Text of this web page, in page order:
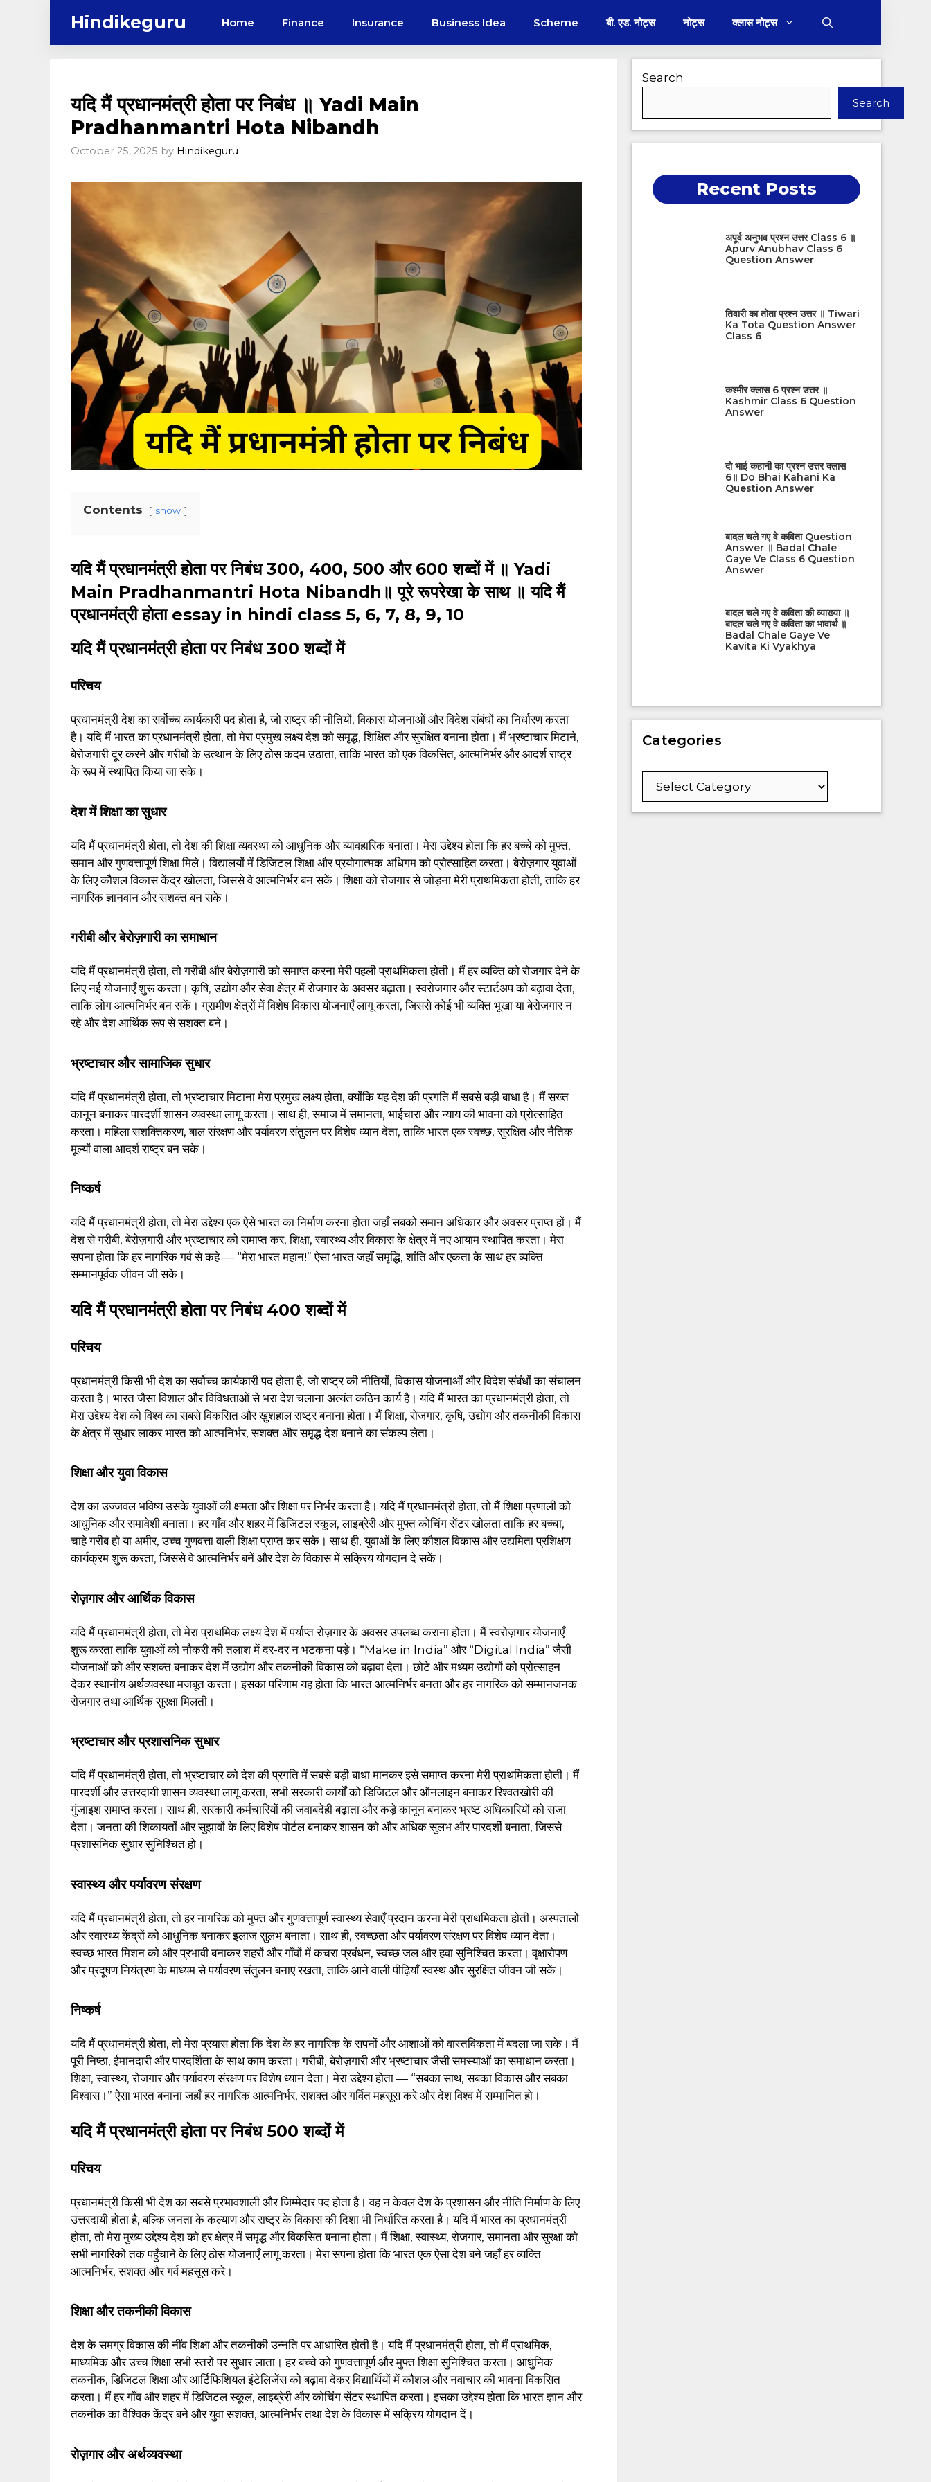
Hindikeguru Home Finance Insurance Business Idea Scheme बी. एड. नोट्स नोट्स क्लास नोट्स
यदि मैं प्रधानमंत्री होता पर निबंध ॥ Yadi Main
Pradhanmantri Hota Nibandh
October 25, 2025 by Hindikeguru
Contents show
यदि मैं प्रधानमंत्री होता पर निबंध 300, 400, 500 और 600 शब्दों में ॥ Yadi
Main Pradhanmantri Hota Nibandh॥ पूरे रूपरेखा के साथ ॥ यदि मैं
प्रधानमंत्री होता essay in hindi class 5, 6, 7, 8, 9, 10
यदि मैं प्रधानमंत्री होता पर निबंध 300 शब्दों में
परिचय
प्रधानमंत्री देश का सर्वोच्च कार्यकारी पद होता है, जो राष्ट्र की नीतियों, विकास योजनाओं और विदेश संबंधों का निर्धारण करता
है। यदि मैं भारत का प्रधानमंत्री होता, तो मेरा प्रमुख लक्ष्य देश को समृद्ध, शिक्षित और सुरक्षित बनाना होता। मैं भ्रष्टाचार मिटाने,
बेरोजगारी दूर करने और गरीबों के उत्थान के लिए ठोस कदम उठाता, ताकि भारत को एक विकसित, आत्मनिर्भर और आदर्श राष्ट्र
के रूप में स्थापित किया जा सके।
देश में शिक्षा का सुधार
यदि मैं प्रधानमंत्री होता, तो देश की शिक्षा व्यवस्था को आधुनिक और व्यावहारिक बनाता। मेरा उद्देश्य होता कि हर बच्चे को मुफ्त,
समान और गुणवत्तापूर्ण शिक्षा मिले। विद्यालयों में डिजिटल शिक्षा और प्रयोगात्मक अधिगम को प्रोत्साहित करता। बेरोज़गार युवाओं
के लिए कौशल विकास केंद्र खोलता, जिससे वे आत्मनिर्भर बन सकें। शिक्षा को रोजगार से जोड़ना मेरी प्राथमिकता होती, ताकि हर
नागरिक ज्ञानवान और सशक्त बन सके।
गरीबी और बेरोज़गारी का समाधान
यदि मैं प्रधानमंत्री होता, तो गरीबी और बेरोज़गारी को समाप्त करना मेरी पहली प्राथमिकता होती। मैं हर व्यक्ति को रोजगार देने के
लिए नई योजनाएँ शुरू करता। कृषि, उद्योग और सेवा क्षेत्र में रोजगार के अवसर बढ़ाता। स्वरोजगार और स्टार्टअप को बढ़ावा देता,
ताकि लोग आत्मनिर्भर बन सकें। ग्रामीण क्षेत्रों में विशेष विकास योजनाएँ लागू करता, जिससे कोई भी व्यक्ति भूखा या बेरोज़गार न
रहे और देश आर्थिक रूप से सशक्त बने।
भ्रष्टाचार और सामाजिक सुधार
यदि मैं प्रधानमंत्री होता, तो भ्रष्टाचार मिटाना मेरा प्रमुख लक्ष्य होता, क्योंकि यह देश की प्रगति में सबसे बड़ी बाधा है। मैं सख्त
कानून बनाकर पारदर्शी शासन व्यवस्था लागू करता। साथ ही, समाज में समानता, भाईचारा और न्याय की भावना को प्रोत्साहित
करता। महिला सशक्तिकरण, बाल संरक्षण और पर्यावरण संतुलन पर विशेष ध्यान देता, ताकि भारत एक स्वच्छ, सुरक्षित और नैतिक
मूल्यों वाला आदर्श राष्ट्र बन सके।
निष्कर्ष
यदि मैं प्रधानमंत्री होता, तो मेरा उद्देश्य एक ऐसे भारत का निर्माण करना होता जहाँ सबको समान अधिकार और अवसर प्राप्त हों। मैं
देश से गरीबी, बेरोज़गारी और भ्रष्टाचार को समाप्त कर, शिक्षा, स्वास्थ्य और विकास के क्षेत्र में नए आयाम स्थापित करता। मेरा
सपना होता कि हर नागरिक गर्व से कहे — “मेरा भारत महान!” ऐसा भारत जहाँ समृद्धि, शांति और एकता के साथ हर व्यक्ति
सम्मानपूर्वक जीवन जी सके।
यदि मैं प्रधानमंत्री होता पर निबंध 400 शब्दों में
परिचय
प्रधानमंत्री किसी भी देश का सर्वोच्च कार्यकारी पद होता है, जो राष्ट्र की नीतियों, विकास योजनाओं और विदेश संबंधों का संचालन
करता है। भारत जैसा विशाल और विविधताओं से भरा देश चलाना अत्यंत कठिन कार्य है। यदि मैं भारत का प्रधानमंत्री होता, तो
मेरा उद्देश्य देश को विश्व का सबसे विकसित और खुशहाल राष्ट्र बनाना होता। मैं शिक्षा, रोजगार, कृषि, उद्योग और तकनीकी विकास
के क्षेत्र में सुधार लाकर भारत को आत्मनिर्भर, सशक्त और समृद्ध देश बनाने का संकल्प लेता।
शिक्षा और युवा विकास
देश का उज्जवल भविष्य उसके युवाओं की क्षमता और शिक्षा पर निर्भर करता है। यदि मैं प्रधानमंत्री होता, तो मैं शिक्षा प्रणाली को
आधुनिक और समावेशी बनाता। हर गाँव और शहर में डिजिटल स्कूल, लाइब्रेरी और मुफ्त कोचिंग सेंटर खोलता ताकि हर बच्चा,
चाहे गरीब हो या अमीर, उच्च गुणवत्ता वाली शिक्षा प्राप्त कर सके। साथ ही, युवाओं के लिए कौशल विकास और उद्यमिता प्रशिक्षण
कार्यक्रम शुरू करता, जिससे वे आत्मनिर्भर बनें और देश के विकास में सक्रिय योगदान दे सकें।
रोज़गार और आर्थिक विकास
यदि मैं प्रधानमंत्री होता, तो मेरा प्राथमिक लक्ष्य देश में पर्याप्त रोज़गार के अवसर उपलब्ध कराना होता। मैं स्वरोज़गार योजनाएँ
शुरू करता ताकि युवाओं को नौकरी की तलाश में दर-दर न भटकना पड़े। “Make in India” और “Digital India” जैसी
योजनाओं को और सशक्त बनाकर देश में उद्योग और तकनीकी विकास को बढ़ावा देता। छोटे और मध्यम उद्योगों को प्रोत्साहन
देकर स्थानीय अर्थव्यवस्था मजबूत करता। इसका परिणाम यह होता कि भारत आत्मनिर्भर बनता और हर नागरिक को सम्मानजनक
रोज़गार तथा आर्थिक सुरक्षा मिलती।
भ्रष्टाचार और प्रशासनिक सुधार
यदि मैं प्रधानमंत्री होता, तो भ्रष्टाचार को देश की प्रगति में सबसे बड़ी बाधा मानकर इसे समाप्त करना मेरी प्राथमिकता होती। मैं
पारदर्शी और उत्तरदायी शासन व्यवस्था लागू करता, सभी सरकारी कार्यों को डिजिटल और ऑनलाइन बनाकर रिश्वतखोरी की
गुंजाइश समाप्त करता। साथ ही, सरकारी कर्मचारियों की जवाबदेही बढ़ाता और कड़े कानून बनाकर भ्रष्ट अधिकारियों को सजा
देता। जनता की शिकायतों और सुझावों के लिए विशेष पोर्टल बनाकर शासन को और अधिक सुलभ और पारदर्शी बनाता, जिससे
प्रशासनिक सुधार सुनिश्चित हो।
स्वास्थ्य और पर्यावरण संरक्षण
यदि मैं प्रधानमंत्री होता, तो हर नागरिक को मुफ्त और गुणवत्तापूर्ण स्वास्थ्य सेवाएँ प्रदान करना मेरी प्राथमिकता होती। अस्पतालों
और स्वास्थ्य केंद्रों को आधुनिक बनाकर इलाज सुलभ बनाता। साथ ही, स्वच्छता और पर्यावरण संरक्षण पर विशेष ध्यान देता।
स्वच्छ भारत मिशन को और प्रभावी बनाकर शहरों और गाँवों में कचरा प्रबंधन, स्वच्छ जल और हवा सुनिश्चित करता। वृक्षारोपण
और प्रदूषण नियंत्रण के माध्यम से पर्यावरण संतुलन बनाए रखता, ताकि आने वाली पीढ़ियाँ स्वस्थ और सुरक्षित जीवन जी सकें।
निष्कर्ष
यदि मैं प्रधानमंत्री होता, तो मेरा प्रयास होता कि देश के हर नागरिक के सपनों और आशाओं को वास्तविकता में बदला जा सके। मैं
पूरी निष्ठा, ईमानदारी और पारदर्शिता के साथ काम करता। गरीबी, बेरोज़गारी और भ्रष्टाचार जैसी समस्याओं का समाधान करता।
शिक्षा, स्वास्थ्य, रोजगार और पर्यावरण संरक्षण पर विशेष ध्यान देता। मेरा उद्देश्य होता — “सबका साथ, सबका विकास और सबका
विश्वास।” ऐसा भारत बनाना जहाँ हर नागरिक आत्मनिर्भर, सशक्त और गर्वित महसूस करे और देश विश्व में सम्मानित हो।
यदि मैं प्रधानमंत्री होता पर निबंध 500 शब्दों में
परिचय
प्रधानमंत्री किसी भी देश का सबसे प्रभावशाली और जिम्मेदार पद होता है। वह न केवल देश के प्रशासन और नीति निर्माण के लिए
उत्तरदायी होता है, बल्कि जनता के कल्याण और राष्ट्र के विकास की दिशा भी निर्धारित करता है। यदि मैं भारत का प्रधानमंत्री
होता, तो मेरा मुख्य उद्देश्य देश को हर क्षेत्र में समृद्ध और विकसित बनाना होता। मैं शिक्षा, स्वास्थ्य, रोजगार, समानता और सुरक्षा को
सभी नागरिकों तक पहुँचाने के लिए ठोस योजनाएँ लागू करता। मेरा सपना होता कि भारत एक ऐसा देश बने जहाँ हर व्यक्ति
आत्मनिर्भर, सशक्त और गर्व महसूस करे।
शिक्षा और तकनीकी विकास
देश के समग्र विकास की नींव शिक्षा और तकनीकी उन्नति पर आधारित होती है। यदि मैं प्रधानमंत्री होता, तो मैं प्राथमिक,
माध्यमिक और उच्च शिक्षा सभी स्तरों पर सुधार लाता। हर बच्चे को गुणवत्तापूर्ण और मुफ्त शिक्षा सुनिश्चित करता। आधुनिक
तकनीक, डिजिटल शिक्षा और आर्टिफिशियल इंटेलिजेंस को बढ़ावा देकर विद्यार्थियों में कौशल और नवाचार की भावना विकसित
करता। मैं हर गाँव और शहर में डिजिटल स्कूल, लाइब्रेरी और कोचिंग सेंटर स्थापित करता। इसका उद्देश्य होता कि भारत ज्ञान और
तकनीक का वैश्विक केंद्र बने और युवा सशक्त, आत्मनिर्भर तथा देश के विकास में सक्रिय योगदान दें।
रोज़गार और अर्थव्यवस्था
Search
Search
Recent Posts
अपूर्व अनुभव प्रश्न उत्तर Class 6 ॥
Apurv Anubhav Class 6
Question Answer
तिवारी का तोता प्रश्न उत्तर ॥ Tiwari
Ka Tota Question Answer
Class 6
कश्मीर क्लास 6 प्रश्न उत्तर ॥
Kashmir Class 6 Question
Answer
दो भाई कहानी का प्रश्न उत्तर क्लास
6॥ Do Bhai Kahani Ka
Question Answer
बादल चले गए वे कविता Question
Answer ॥ Badal Chale
Gaye Ve Class 6 Question
Answer
बादल चले गए वे कविता की व्याख्या ॥
बादल चले गए वे कविता का भावार्थ ॥
Badal Chale Gaye Ve
Kavita Ki Vyakhya
Categories
Categories